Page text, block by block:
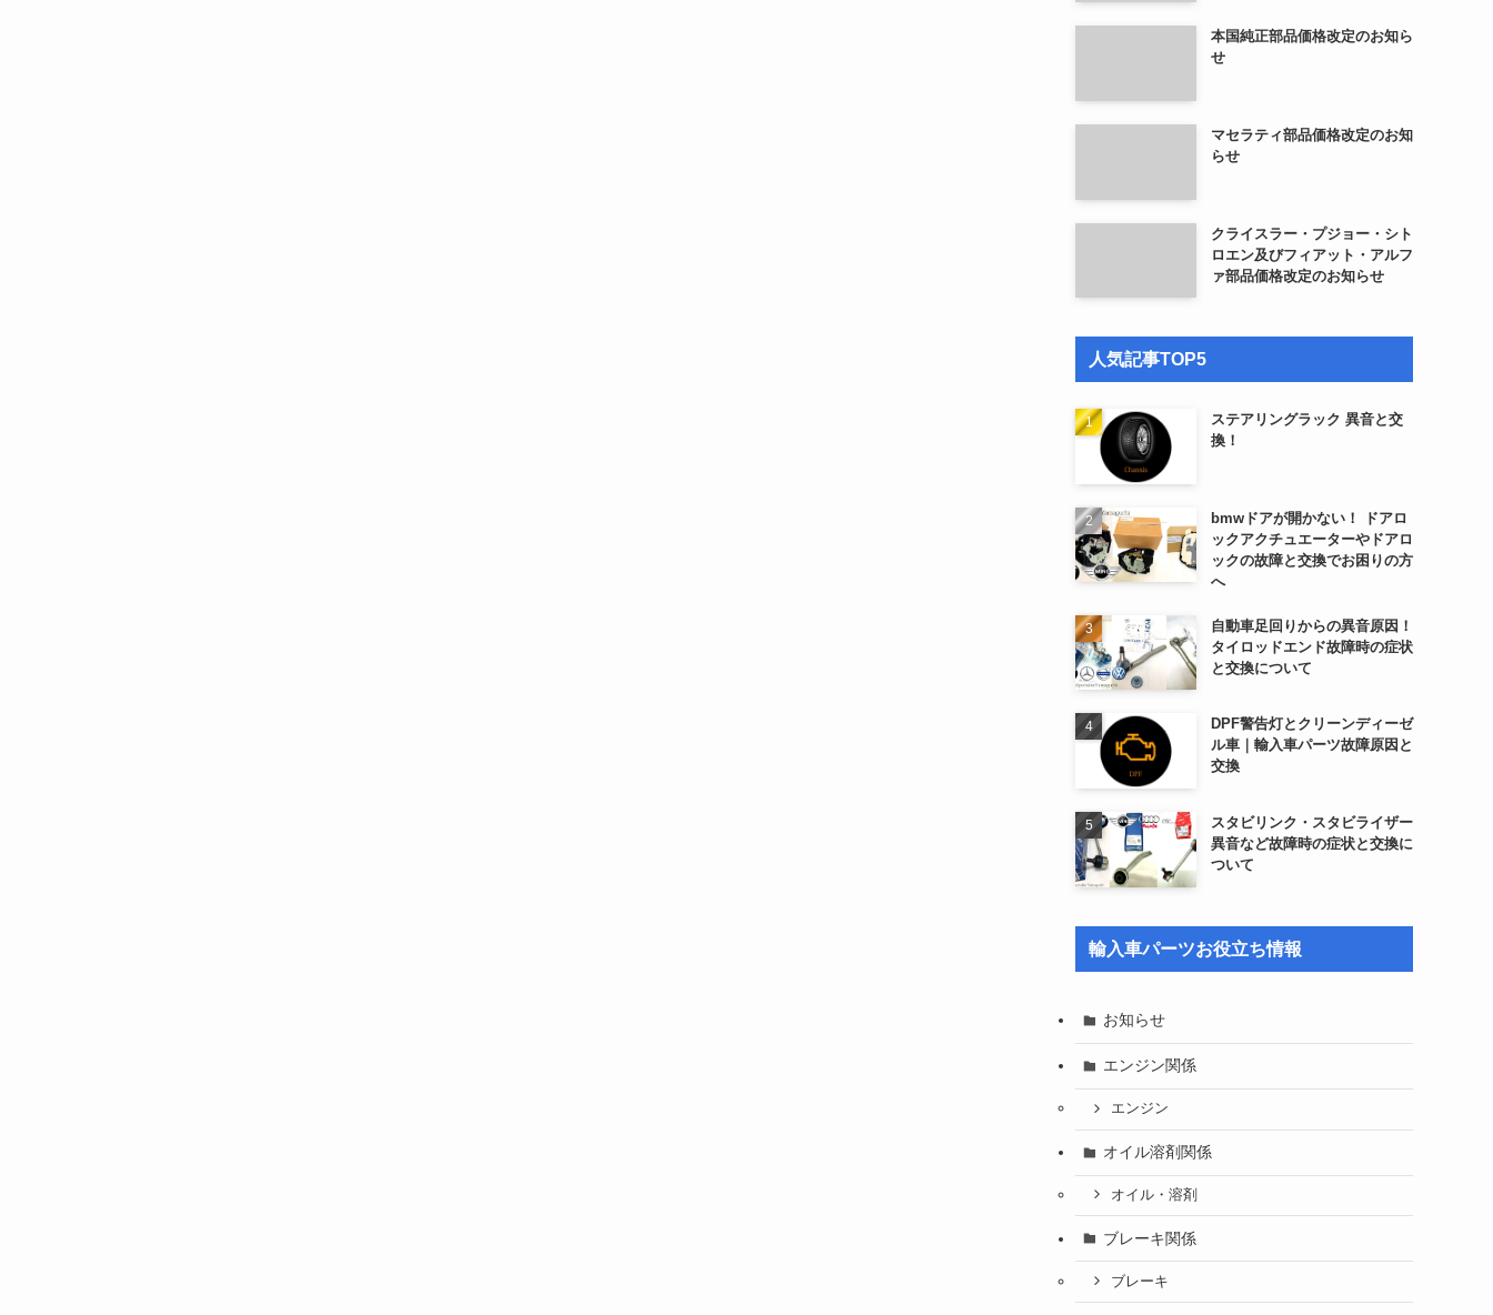
本国純正部品価格改定のお知ら
せ
マセラティ部品価格改定のお知
らせ
クライスラー・プジョー・シト
ロエン及びフィアット・アルフ
ァ部品価格改定のお知らせ
人気記事TOP5
ステアリングラック 異音と交
換！
bmwドアが開かない！ ドアロ
ックアクチュエーターやドアロ
ックの故障と交換でお困りの方
へ
自動車足回りからの異音原因！
タイロッドエンド故障時の症状
と交換について
DPF警告灯とクリーンディーゼ
ル車｜輸入車パーツ故障原因と
交換
スタビリンク・スタビライザー
異音など故障時の症状と交換に
ついて
輸入車パーツお役立ち情報
お知らせ
エンジン関係
エンジン
オイル溶剤関係
オイル・溶剤
ブレーキ関係
ブレーキ